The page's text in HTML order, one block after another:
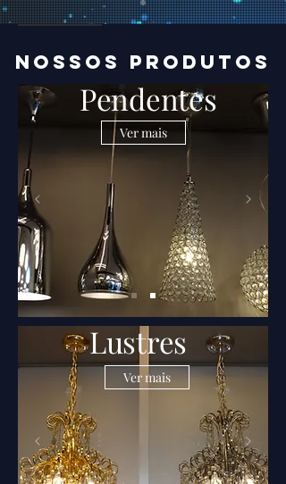
NOSSOS PRODUTOS
Pendentes
Ver mais
Lustres
Ver mais